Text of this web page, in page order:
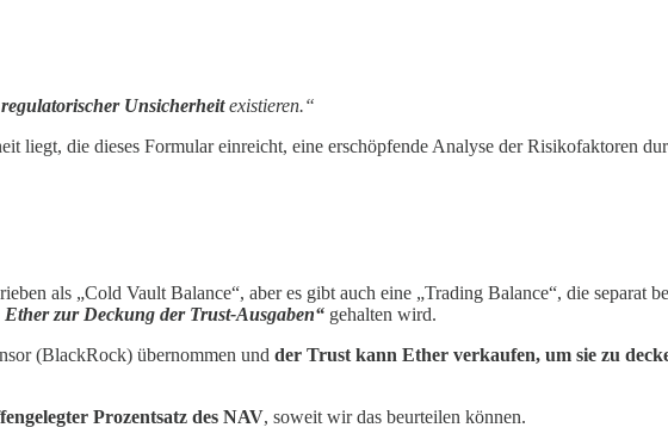
regulatorischer Unsicherheitexistieren.“
liegt, die dieses Formular einreicht, eine erschöpfende Analyse der Risikofaktoren
als „Cold Vault Balance“, aber es gibt auch eine „Trading Balance“, die separat
zur Deckung der Trust-Ausgaben“ gehalten wird.
(BlackRock) übernommen und der Trust kann Ether verkaufen, um sie zu
Prozentsatz des NAV, soweit wir das beurteilen können.